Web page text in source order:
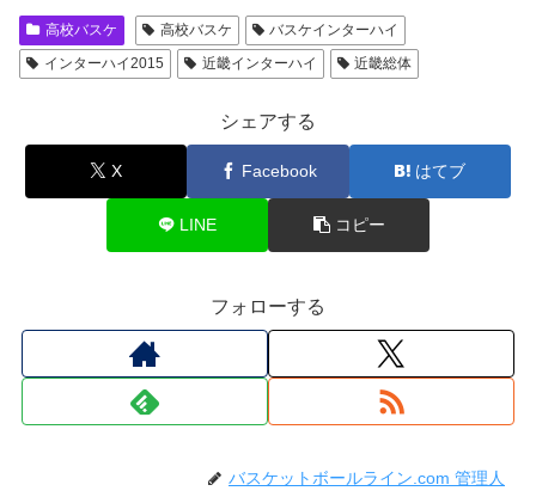
高校バスケ 高校バスケ
バスケインターハイ
インターハイ2015
近畿インターハイ 近畿総体
シェアする
X Facebook はてブ
LINE コピー
フォローする
バスケットボールライン.com 管理人